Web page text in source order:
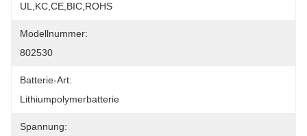
UL,KC,CE,BIC,ROHS
Modellnummer:
802530
Batterie-Art:
Lithiumpolymerbatterie
Spannung: